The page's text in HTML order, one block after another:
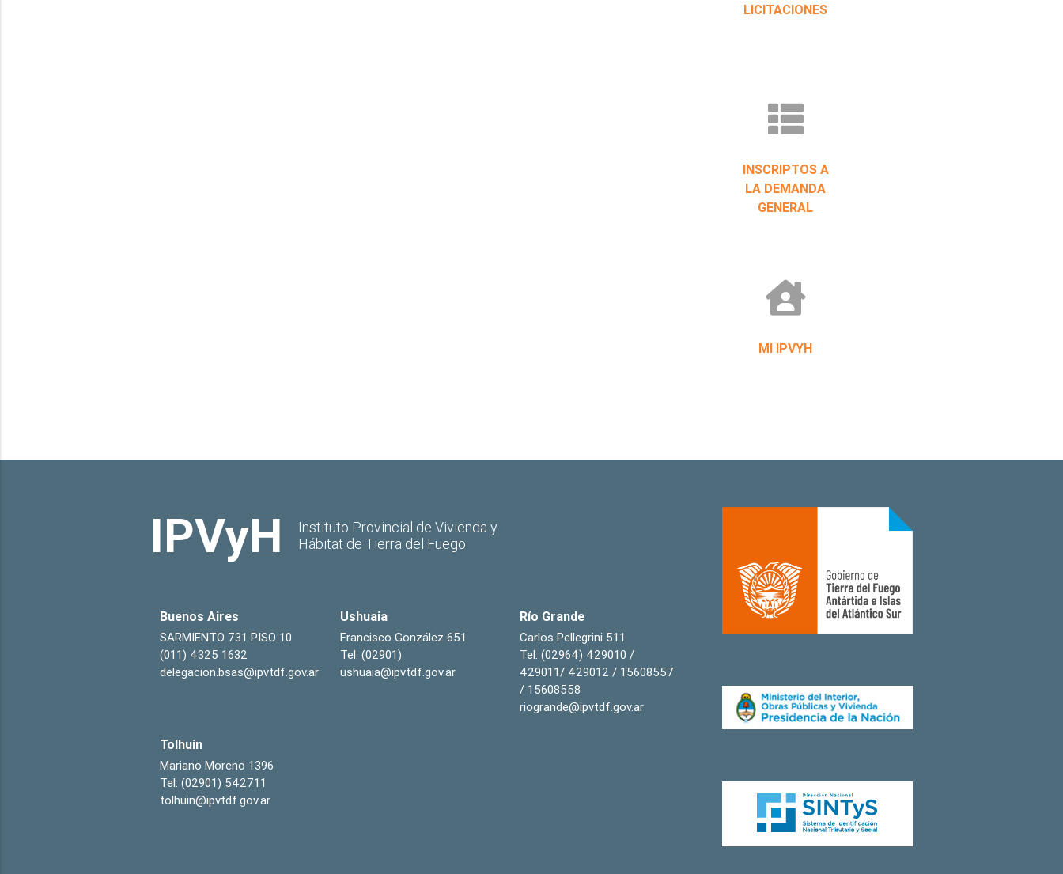
LICITACIONES
INSCRIPTOS A
LA DEMANDA
GENERAL
MI IPVYH
IPVyH
Instituto Provincial de Vivienda y
Hábitat de Tierra del Fuego
Buenos Aires
SARMIENTO 731 PISO 10
(011) 4325 1632
delegacion.bsas@ipvtdf.gov.ar
Ushuaia
Francisco González 651
Tel: (02901)
ushuaia@ipvtdf.gov.ar
Río Grande
Carlos Pellegrini 511
Tel: (02964) 429010 /
429011/ 429012 / 15608557
/ 15608558
riogrande@ipvtdf.gov.ar
Tolhuin
Mariano Moreno 1396
Tel: (02901) 542711
tolhuin@ipvtdf.gov.ar